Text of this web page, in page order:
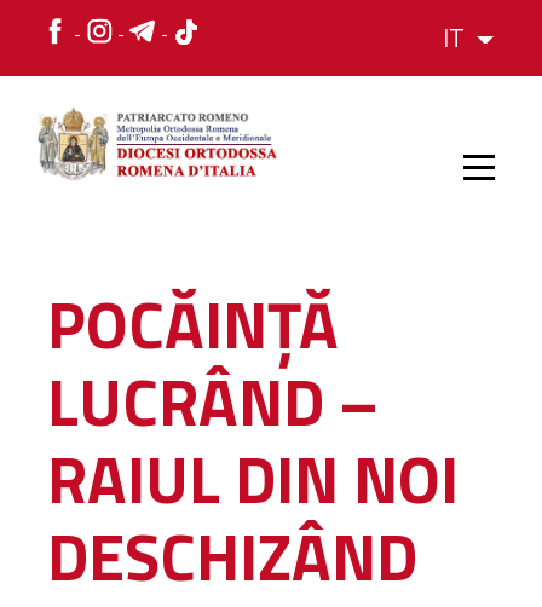
IT
STORIA
L'ORGANIZZAZIONE
L'ORGANIZZAZIONE
La Struttura
Amministrativa
POCĂINȚĂ
LUCRÂND –
RAIUL DIN NOI
DESCHIZÂND